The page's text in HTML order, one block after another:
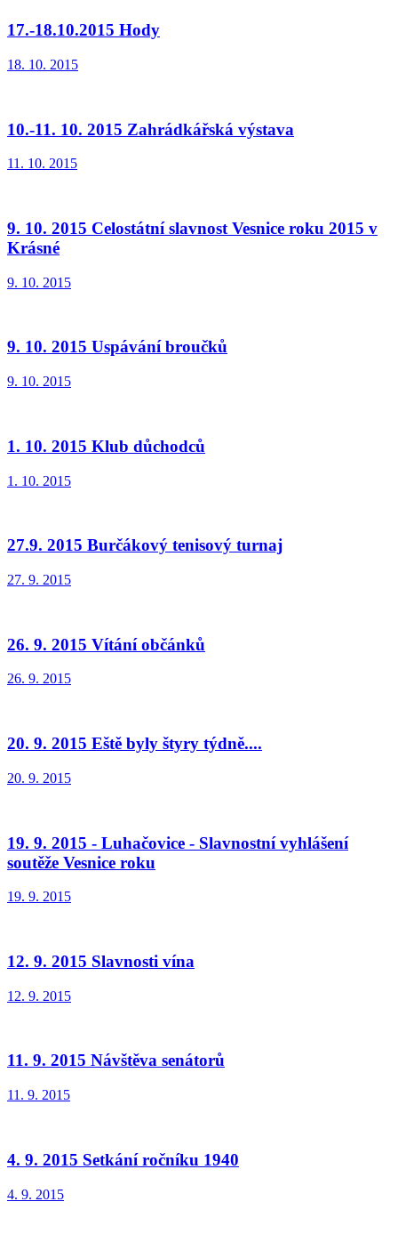
17.-18.10.2015 Hody
18. 10. 2015
10.-11. 10. 2015 Zahrádkářská výstava
11. 10. 2015
9. 10. 2015 Celostátní slavnost Vesnice roku 2015 v
Krásné
9. 10. 2015
9. 10. 2015 Uspávání broučků
9. 10. 2015
1. 10. 2015 Klub důchodců
1. 10. 2015
27.9. 2015 Burčákový tenisový turnaj
27. 9. 2015
26. 9. 2015 Vítání občánků
26. 9. 2015
20. 9. 2015 Eště byly štyry týdně....
20. 9. 2015
19. 9. 2015 - Luhačovice - Slavnostní vyhlášení
soutěže Vesnice roku
19. 9. 2015
12. 9. 2015 Slavnosti vína
12. 9. 2015
11. 9. 2015 Návštěva senátorů
11. 9. 2015
4. 9. 2015 Setkání ročníku 1940
4. 9. 2015